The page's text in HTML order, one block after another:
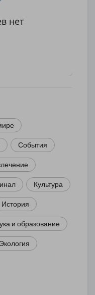
нет
События
Культура
История
и образование
Экология